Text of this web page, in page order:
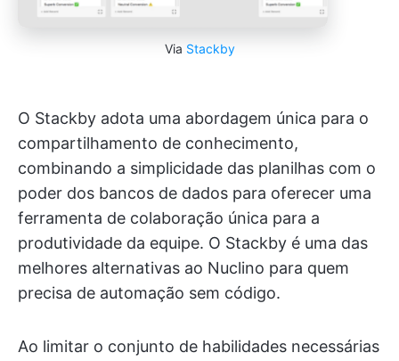
Via Stackby
O Stackby adota uma abordagem única para o
compartilhamento de conhecimento,
combinando a simplicidade das planilhas com o
poder dos bancos de dados para oferecer uma
ferramenta de colaboração única para a
produtividade da equipe. O Stackby é uma das
melhores alternativas ao Nuclino para quem
precisa de automação sem código.
Ao limitar o conjunto de habilidades necessárias